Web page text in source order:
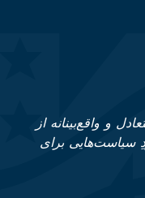
و واقع‌بینانه از
سیاست‌هایی برای